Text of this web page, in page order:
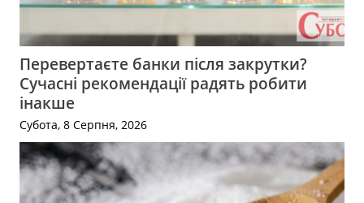
Перевертаєте банки після закрутки?
Сучасні рекомендації радять робити
інакше
Субота, 8 Серпня, 2026